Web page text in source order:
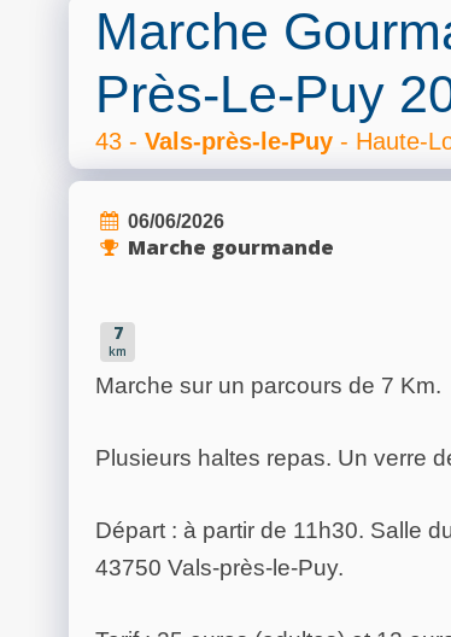
Marche
Près-Le-Puy
43 - Vals-près-le-Puy - Haute-
06/06/2026
Marche gourmande
7
km
Marche sur un parcours de 7 Km.
Plusieurs haltes repas. Un verre
Départ : à partir de 11h30. Salle
43750 Vals-près-le-Puy.